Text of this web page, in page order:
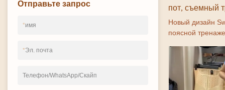
Отправьте запрос
*имя
*Эл. почта
Телефон/WhatsApp/Скайп
пот, съемный
9 стальных
похудения,
Новый дизайн
поясной
Пояс-триммер
счет внедрения
технологий.
различные